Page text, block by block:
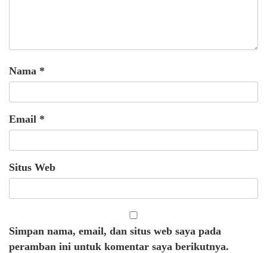
Nama *
Email *
Situs Web
Simpan nama, email, dan situs web saya pada
peramban ini untuk komentar saya berikutnya.